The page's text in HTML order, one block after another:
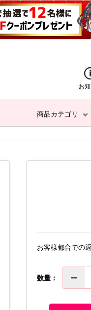
お
商品カテゴリ
お客様都合での
数量：